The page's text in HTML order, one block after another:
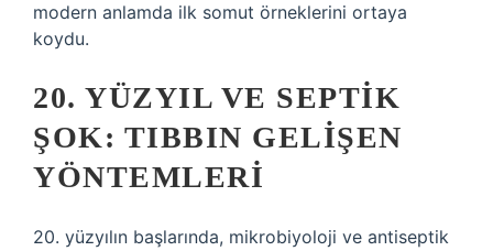
modern anlamda ilk somut örneklerini ortaya
koydu.
20. YÜZYIL VE SEPTIK
ŞOK: TIBBIN GELIŞEN
YÖNTEMLERI
20. yüzyılın başlarında, mikrobiyoloji ve antiseptik